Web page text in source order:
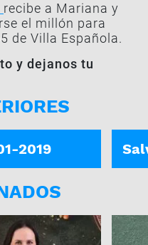
recibe a Mariana y
el millón para
de Villa Española.
y dejanos tu
2019